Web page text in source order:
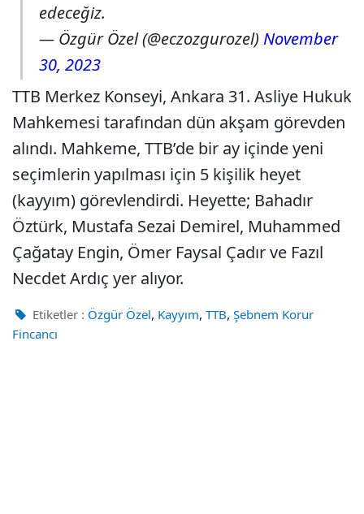
edeceğiz.
— Özgür Özel (@eczozgurozel) November
30, 2023
TTB Merkez Konseyi, Ankara 31. Asliye Hukuk
Mahkemesi tarafından dün akşam görevden
alındı. Mahkeme, TTB’de bir ay içinde yeni
seçimlerin yapılması için 5 kişilik heyet
(kayyım) görevlendirdi. Heyette; Bahadır
Öztürk, Mustafa Sezai Demirel, Muhammed
Çağatay Engin, Ömer Faysal Çadır ve Fazıl
Necdet Ardıç yer alıyor.
Etiketler : Özgür Özel, Kayyım, TTB, Şebnem Korur
Fincancı